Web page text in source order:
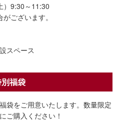
）9:30～11:30
ございます。
スペース
別福袋
袋をご用意いたします。数量限定
ご購入ください！